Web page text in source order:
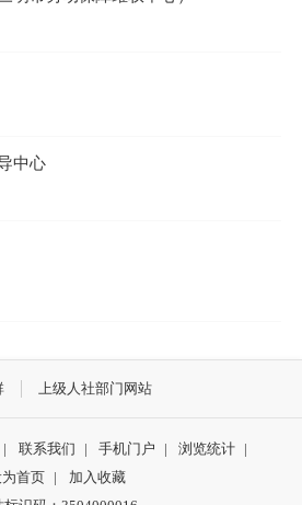
中心
上级人社部门网站
| 联系我们 | 手机门户 | 浏览统计 |
首页 |
加入收藏